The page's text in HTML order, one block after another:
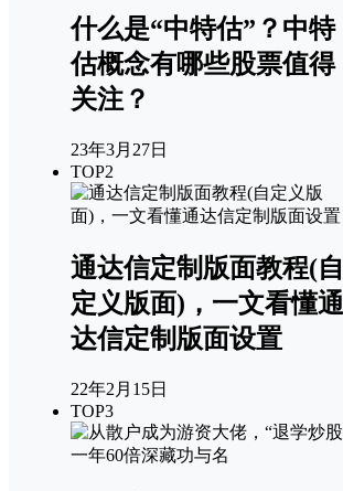
什么是“中特估”？中特
估概念有哪些股票值得
关注？
23年3月27日
TOP2
通达信定制版面教程(自
定义版面)，一文看懂通
达信定制版面设置
22年2月15日
TOP3